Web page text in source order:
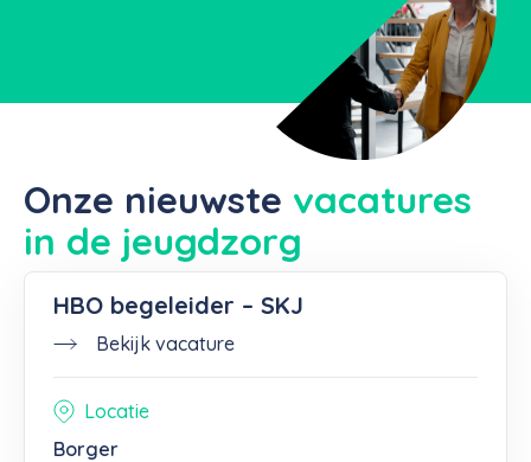
Onze nieuwste vacatures
in de jeugdzorg
HBO begeleider – SKJ
Bekijk vacature
Locatie
Borger